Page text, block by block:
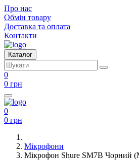
Про нас
Обмін товару
Доставка та оплата
Контакти
Каталог
0
0 грн
0
0 грн
Мікрофони
Мікрофон Shure SM7B Чорний